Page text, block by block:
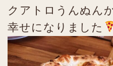
クアトロうんぬん
幸せになりました